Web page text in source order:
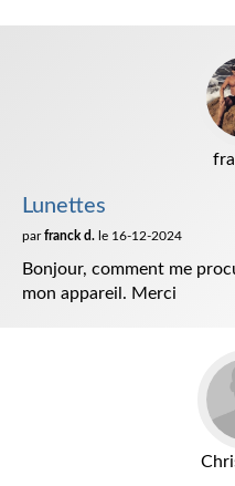
Lunettes
parfranck d. le 16-12-2024
Bonjour, comment me
mon appareil. Merci